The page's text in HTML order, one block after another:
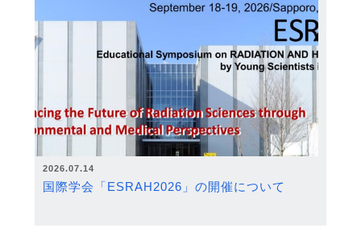
2026.07.14
国際学会「ESRAH2026」の開催について